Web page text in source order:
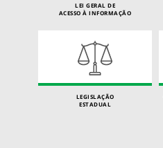
LEI GERAL DE
ACESSO À INFORMAÇÃO
LEGISLAÇÃO
ESTADUAL